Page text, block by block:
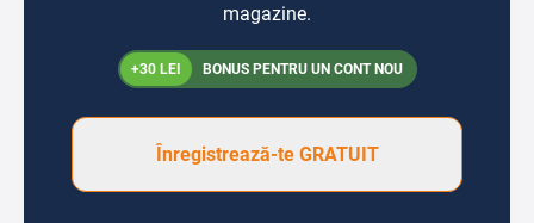
magazine.
+30 LEI BONUS PENTRU UN CONT NOU
Înregistrează-te GRATUIT